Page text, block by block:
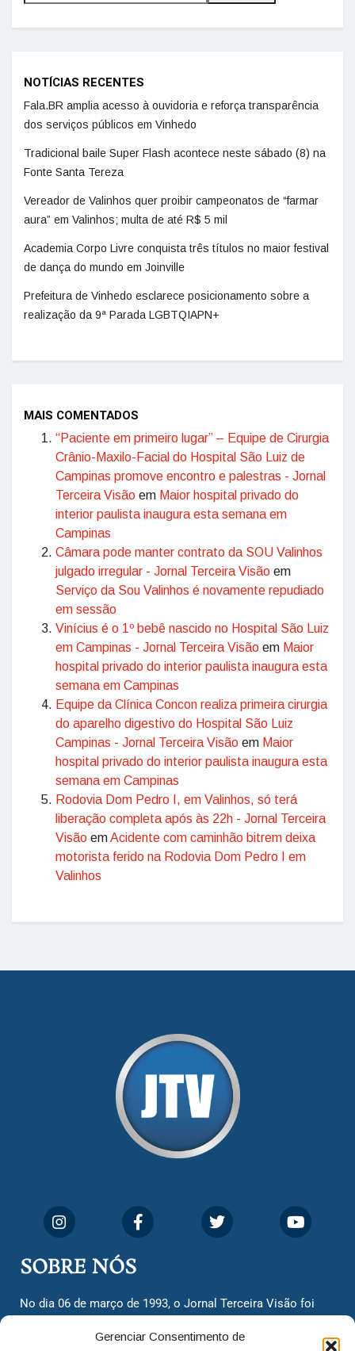
Gerenciar Consentimento de
NOTÍCIAS RECENTES
Fala.BR amplia acesso à ouvidoria e reforça transparência
dos serviços públicos em Vinhedo
Tradicional baile Super Flash acontece neste sábado (8) na
Fonte Santa Tereza
Vereador de Valinhos quer proibir campeonatos de “farmar
aura” em Valinhos; multa de até R$ 5 mil
Academia Corpo Livre conquista três títulos no maior festival
de dança do mundo em Joinville
Prefeitura de Vinhedo esclarece posicionamento sobre a
realização da 9ª Parada LGBTQIAPN+
MAIS COMENTADOS
“Paciente em primeiro lugar” – Equipe de Cirurgia
Crânio-Maxilo-Facial do Hospital São Luiz de
Campinas promove encontro e palestras - Jornal
Terceira Visão em Maior hospital privado do
interior paulista inaugura esta semana em
Campinas
Câmara pode manter contrato da SOU Valinhos
julgado irregular - Jornal Terceira Visão em
Serviço da Sou Valinhos é novamente repudiado
em sessão
Vinícius é o 1º bebê nascido no Hospital São Luiz
em Campinas - Jornal Terceira Visão em Maior
hospital privado do interior paulista inaugura esta
semana em Campinas
Equipe da Clínica Concon realiza primeira cirurgia
do aparelho digestivo do Hospital São Luiz
Campinas - Jornal Terceira Visão em Maior
hospital privado do interior paulista inaugura esta
semana em Campinas
Rodovia Dom Pedro I, em Valinhos, só terá
liberação completa após às 22h - Jornal Terceira
Visão emAcidente com caminhão bitrem deixa
motorista ferido na Rodovia Dom Pedro I em
Valinhos
SOBRE NÓS
No dia 06 de março de 1993, o Jornal Terceira Visão foi
cidadãos valinhenses, já que naquela época só existiam